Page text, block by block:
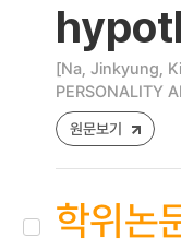
[Na, Jinkyung,
PERSONALITY
원문보기
학위논